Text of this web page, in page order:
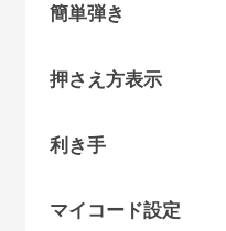
簡単弾き
押さえ方表示
利き手
マイコード設定